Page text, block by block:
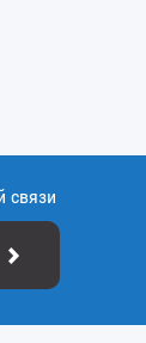
связи